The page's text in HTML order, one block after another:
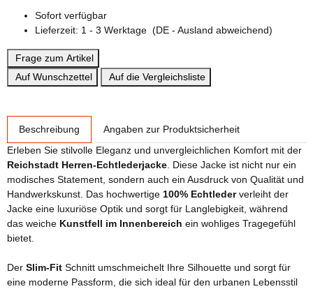
Sofort verfügbar
Lieferzeit: 1 - 3 Werktage (DE - Ausland abweichend)
Frage zum Artikel
Auf Wunschzettel
Auf die Vergleichsliste
Beschreibung
Angaben zur Produktsicherheit
Erleben Sie stilvolle Eleganz und unvergleichlichen Komfort mit der
Reichstadt Herren-Echtlederjacke . Diese Jacke ist nicht nur ein
modisches Statement, sondern auch ein Ausdruck von Qualität und
Handwerkskunst. Das hochwertige 100% Echtlederverleiht der
Jacke eine luxuriöse Optik und sorgt für Langlebigkeit, während
das weiche Kunstfell im Innenbereich ein wohliges Tragegefühl
bietet.
Der Slim-Fit Schnitt umschmeichelt Ihre Silhouette und sorgt für
eine moderne Passform, die sich ideal für den urbanen Lebensstil